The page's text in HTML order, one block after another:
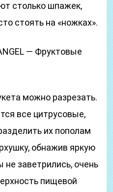
столько шпажек,
стоять на «ножках».
— Фруктовые
можно разрезать.
все цитрусовые,
их пополам
обнажив яркую
заветрились, очень
пищевой